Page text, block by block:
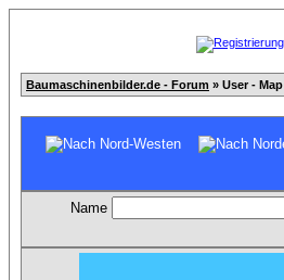
Baumaschinenbilder.de - Forum » User - Map
Name